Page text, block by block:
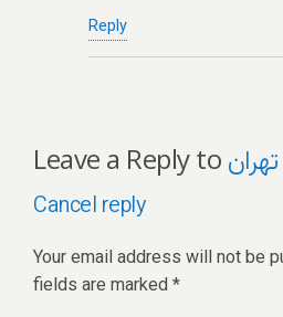
Reply
Leave a Reply to
Cancel reply
Your email address will not be
fields are marked *